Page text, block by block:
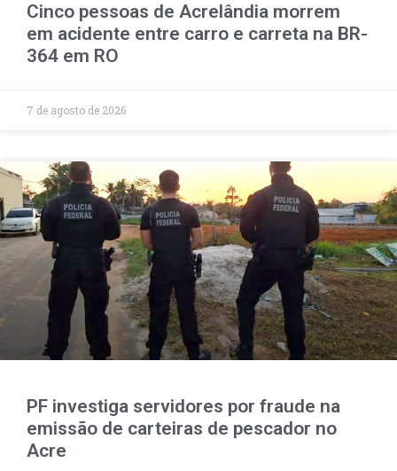
Cinco pessoas de Acrelândia morrem
em acidente entre carro e carreta na BR-
364 em RO
7 de agosto de 2026
PF investiga servidores por fraude na
emissão de carteiras de pescador no
Acre